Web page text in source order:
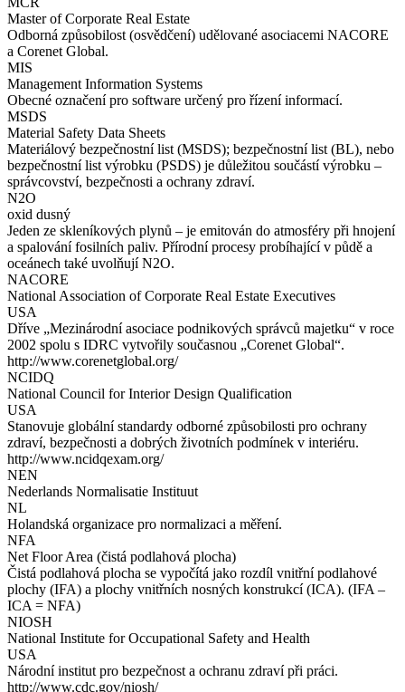
Master of Corporate Real Estate
Odborná způsobilost (osvědčení) udělované asociacemi NACORE
a Corenet Global.
MIS
Management Information Systems
Obecné označení pro software určený pro řízení informací.
MSDS
Material Safety Data Sheets
Materiálový bezpečnostní list (MSDS); bezpečnostní list (BL), nebo
bezpečnostní list výrobku (PSDS) je důležitou součástí výrobku –
správcovství, bezpečnosti a ochrany zdraví.
N2O
oxid dusný
Jeden ze skleníkových plynů – je emitován do atmosféry při hnojení
a spalování fosilních paliv. Přírodní procesy probíhající v půdě a
oceánech také uvolňují N2O.
NACORE
National Association of Corporate Real Estate Executives
USA
Dříve „Mezinárodní asociace podnikových správců majetku“ v roce
2002 spolu s IDRC vytvořily současnou „Corenet Global“.
http://www.corenetglobal.org/
NCIDQ
National Council for Interior Design Qualification
USA
Stanovuje globální standardy odborné způsobilosti pro ochrany
zdraví, bezpečnosti a dobrých životních podmínek v interiéru.
http://www.ncidqexam.org/
NEN
Nederlands Normalisatie Instituut
NL
Holandská organizace pro normalizaci a měření.
NFA
Net Floor Area (čistá podlahová plocha)
Čistá podlahová plocha se vypočítá jako rozdíl vnitřní podlahové
plochy (IFA) a plochy vnitřních nosných konstrukcí (ICA). (IFA –
ICA = NFA)
NIOSH
National Institute for Occupational Safety and Health
USA
Národní institut pro bezpečnost a ochranu zdraví při práci.
http://www.cdc.gov/niosh/